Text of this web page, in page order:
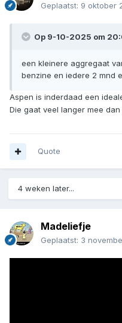
Geplaatst: 9 oktober
Op 9-10-2025 om
een kleinere aggregaat
benzine en iedere 2 mnd
Aspen is inderdaad een
Die gaat veel langer mee
Quote
4 weken later...
Madeliefje
Geplaatst: 3